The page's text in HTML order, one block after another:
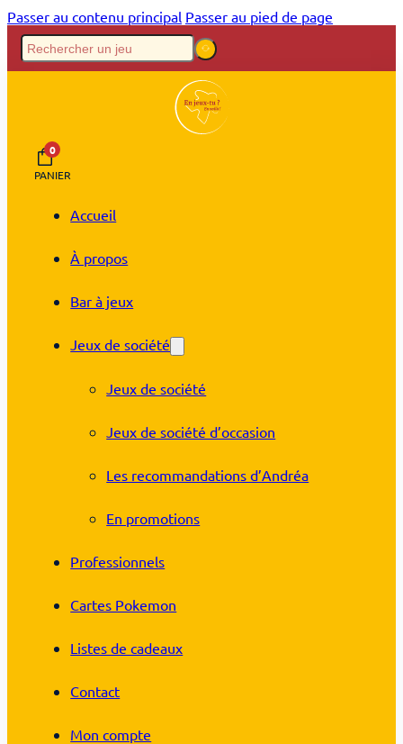
Passer au contenu principal Passer au pied de page
0
PANIER
Accueil
À propos
Bar à jeux
Jeux de société
Jeux de société
Jeux de société d’occasion
Les recommandations d’Andréa
En promotions
Professionnels
Cartes Pokemon
Listes de cadeaux
Contact
Mon compte